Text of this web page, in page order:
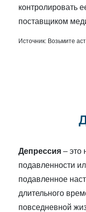
контролировать
поставщиком
Источник: Возьмите
Депрессия – это
подавленности
подавленное
длительного
повседневной